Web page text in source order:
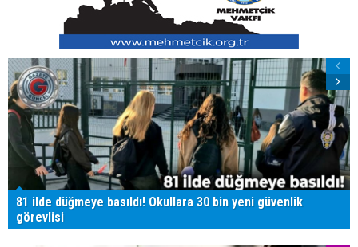
81 ilde düğmeye basıldı! Okullara 30 bin yeni güvenlik
görevlisi